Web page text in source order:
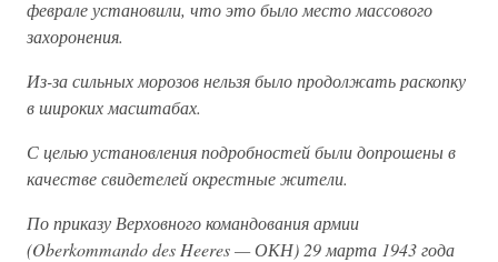
феврале установили, что это было место массового
захоронения.
Из-за сильных морозов нельзя было продолжать раскопку
в широких масштабах.
С целью установления подробностей были допрошены в
качестве свидетелей окрестные жители.
По приказу Верховного командования армии
(Oberkommando des Heeres — ОКН) 29 марта 1943 года